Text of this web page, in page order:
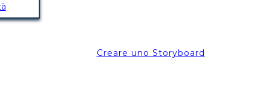
Creare uno Storyboard